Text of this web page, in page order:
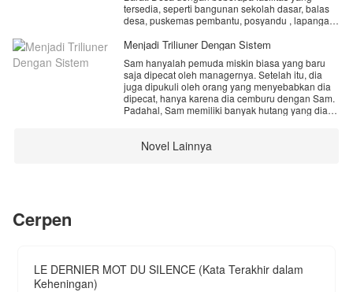
Dijebak, difitnah sebagai pengkhianat, dan disiksa
Lin Feng menyaksikan hidupnya hancur
berantakan. Bahkan Mei Ling, istri yang
dicintainya, dirampas dan dijadikan selir oleh
Pangeran Ke-7. Dalam detik-detik terakhir
sebelum ajal menjemput, hati Lin Feng dipenuhi
amarah dan penyesalan yang mendalam.
membalaskan semuanya!"
Namun, kematian bukanlah akhir baginya. Roda
tersedia, seperti bangunan sekolah dasar, balas
desa, puskemas pembantu, posyandu , lapangan
tersebut menyimpan kisah misteri dan terkenal
dari nama desa itu. Terdapat pantangan untuk
tidak membuka pintu dan jendela di malam hari.
Lebih-lebih keluar di waktu malam , apapun
alasan nya. Jika melanggar maka siapapun akan
terkena musibah. Sebuah teror, celaka , jatuh sakit
seorang gadis pendatang baru yang tinggal di
Menjadi Triliuner Dengan Sistem
Sam hanyalah pemuda miskin biasa yang baru
saja dipecat oleh managernya. Setelah itu, dia
juga dipukuli oleh orang yang menyebabkan dia
dipecat, hanya karena dia cemburu dengan Sam.
Padahal, Sam memiliki banyak hutang yang dia
mendapatkan sebuah sistem yang aneh.
888 triliun bebas dia belanjakan, tapi tidak boleh
Novel Lainnya
Cerpen
LE DERNIER MOT DU SILENCE (Kata Terakhir dalam
Keheningan)